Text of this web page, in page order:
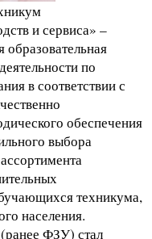
и сервиса» –
по
в соответствии с
обеспечения
выбора
техникума,
населения.
ФЗУ) стал